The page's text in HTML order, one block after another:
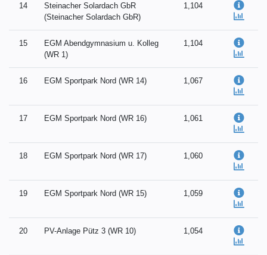
14
Steinacher Solardach GbR
(Steinacher Solardach GbR)
1,104
15
EGM Abendgymnasium u. Kolleg
(WR 1)
1,104
16 EGM Sportpark Nord (WR 14) 1,067
17 EGM Sportpark Nord (WR 16) 1,061
18 EGM Sportpark Nord (WR 17) 1,060
19 EGM Sportpark Nord (WR 15) 1,059
20 PV-Anlage Pütz 3 (WR 10) 1,054